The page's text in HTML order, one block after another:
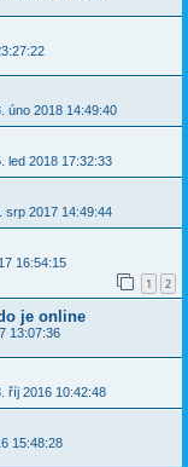
úno 2018 14:49:40
led 2018 17:32:33
srp 2017 14:49:44
16:54:15
1 2
je online
13:07:36
říj 2016 10:42:48
15:48:28